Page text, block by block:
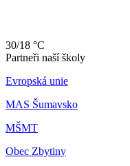
30/18 °C
Partneři naší školy
Evropská unie
MAS Šumavsko
MŠMT
Obec Zbytiny